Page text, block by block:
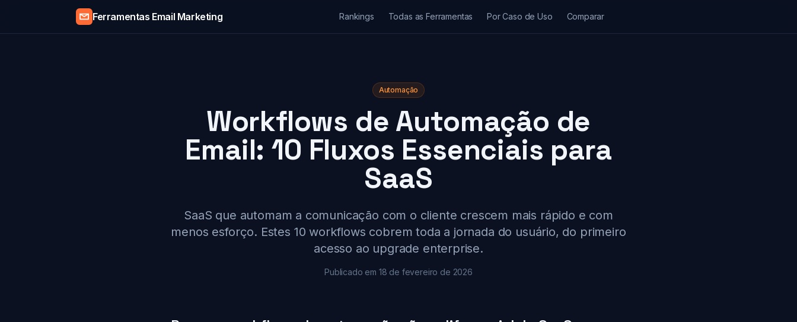
Ferramentas Email Marketing Rankings Todas as Ferramentas Por Caso de Uso Comparar
Automação
Workflows de Automação de
Email: 10 Fluxos Essenciais para
SaaS
SaaS que automam a comunicação com o cliente crescem mais rápido e com
menos esforço. Estes 10 workflows cobrem toda a jornada do usuário, do primeiro
acesso ao upgrade enterprise.
Publicado em 18 de fevereiro de 2026